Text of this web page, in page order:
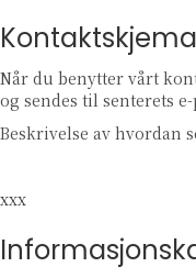
Kontaktskjema
Når du benytter vårt
og sendes til senterets
Beskrivelse av hvordan
xxx